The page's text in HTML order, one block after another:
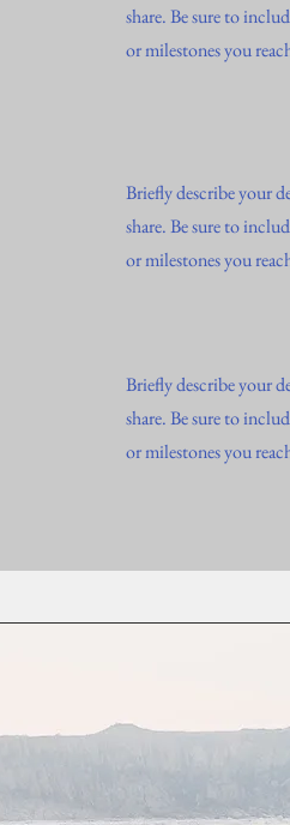
share. Be sure to
or milestones you
Briefly describe your
share. Be sure to
or milestones you
Briefly describe your
share. Be sure to
or milestones you